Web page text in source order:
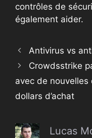
contrôles de
également aider.
Antivirus vs
Crowdsstrike
avec de
dollars d’achat
Lucas